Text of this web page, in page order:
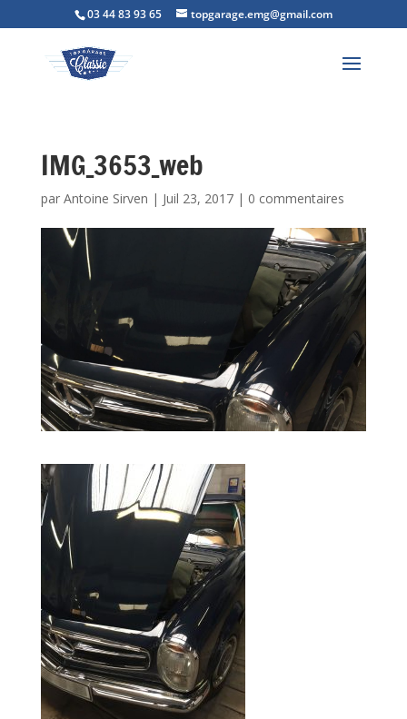
03 44 83 93 65 topgarage.emg@gmail.com
IMG_3653_web
par Antoine Sirven | Juil 23, 2017| 0 commentaires